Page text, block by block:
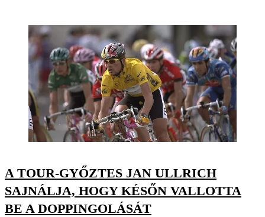
A TOUR-GYŐZTES JAN ULLRICH
SAJNÁLJA, HOGY KÉSŐN VALLOTTA
BE A DOPPINGOLÁSÁT